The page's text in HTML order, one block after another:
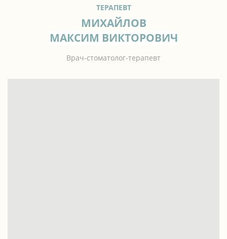
ТЕРАПЕВТ
МИХАЙЛОВ
МАКСИМ ВИКТОРОВИЧ
Врач-стоматолог-терапевт